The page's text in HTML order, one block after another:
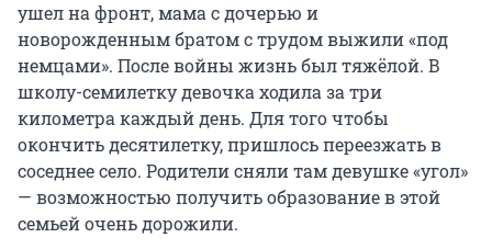
ушел на фронт, мама с дочерью и
новорожденным братом с трудом выжили «под
немцами». После войны жизнь был тяжёлой. В
школу-семилетку девочка ходила за три
километра каждый день. Для того чтобы
окончить десятилетку, пришлось переезжать в
соседнее село. Родители сняли там девушке «угол»
— возможностью получить образование в этой
семьей очень дорожили.